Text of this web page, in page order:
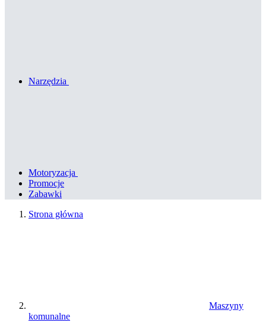
Narzędzia
Motoryzacja
Promocje
Zabawki
Strona główna
Maszyny
komunalne